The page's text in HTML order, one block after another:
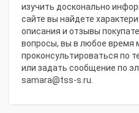
изучить досконально
сайте вы найдете
описания и отзывы
вопросы, вы в любое время
проконсультироваться по
или задать сообщение по
samara@tss-s.ru.